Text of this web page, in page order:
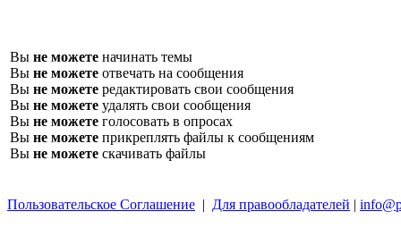
Вы не можете начинать темы
Вы не можете отвечать на сообщения
Вы не можете редактировать свои сообщения
Вы не можете удалять свои сообщения
Вы не можете голосовать в опросах
Вы не можете прикреплять файлы к сообщениям
Вы не можете скачивать файлы
Пользовательское Соглашение | Для правообладателей |